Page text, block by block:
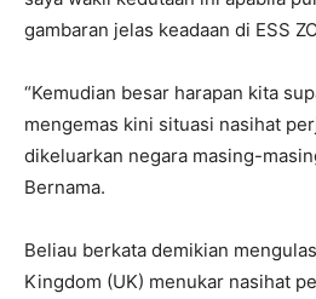
gambaran jelas keadaan di ESS
“Kemudian besar harapan kita
mengemas kini situasi nasihat
dikeluarkan negara masing-
Bernama.
Beliau berkata demikian
Kingdom (UK) menukar nasihat